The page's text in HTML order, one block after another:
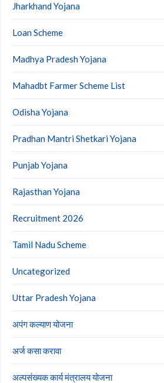
Jharkhand Yojana
Loan Scheme
Madhya Pradesh Yojana
Mahadbt Farmer Scheme List
Odisha Yojana
Pradhan Mantri Shetkari Yojana
Punjab Yojana
Rajasthan Yojana
Recruitment 2026
Tamil Nadu Scheme
Uncategorized
Uttar Pradesh Yojana
अपंग कल्याण योजना
अर्ज कसा करावा
अल्पसंख्यक कार्य मंत्रालय योजना